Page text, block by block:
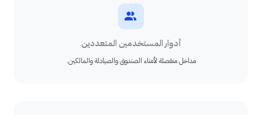
أدوار المستخدمين المتعددين
مداخل منفصلة لأمناء الصندوق والصيادلة والمالكين.